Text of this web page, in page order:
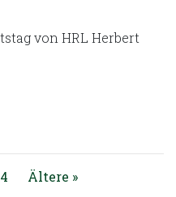
von HRL Herbert
4 Ältere »